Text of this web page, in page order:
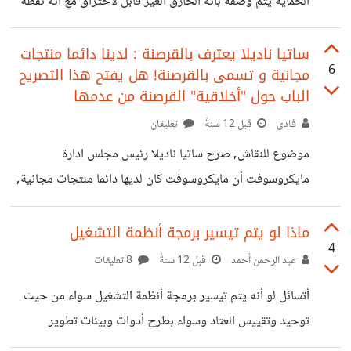
قوته فقط انه غير مستهدف لعدم انتشاره بين المستخدمين
العاديين بعد تجربتي لتوزيعة ابونتو وويندوز 8.1 اري ان ويندوز
افضل يكفيني التحديثات الامنية المتتالية ، عدم الحاجة للبحث
عن برامج بديلة للقيام بمهام معينة ، استطيع ان العب العاب
مجاني ٢-مفتوح المصدر وبالتالي يتيح القابلية للتخصيص ،
ولذلك رجاءا فلنعط
6
ساتيا ناديلا يعترف بالقرصنة : لدينا دائما منتجات
مجانية و تسمى بالقرصنة! هل يفتح هذا التصريح
الباب حول "أخلاقية" القرصنة من عدمها
فادى قبل 12 سنةً تعليقان
موضوع للنقاش, صرح ساتيا ناديلا رئيس مجلس ادارة
مايكروسوفت أن مايكروسوفت كان لديها دائما منتجات مجانية,
و كانت تسمى بالقرصنة! يعتبر هذا التصريح اعترافا مباشرا من
مايكروسوفت بعلمها بالقرصنة و غضها البصر عن ذلك, بل و
رضاها عنها! فهل يفتح هذا التصريح الباب لنظرة جديدة حول
نفسها "شبه راضية" على القرصنة؟
4
ماذا لو يتم تيسير برمجة أنظمة التشغيل
عبد الرحمن أحمد قبل 12 سنةً
أتسائل لو أنه يتم تيسير برمجة أنظمة التشغيل سواء من حيث
توحيد وتقييس العتاد وسواء بطرح أدوات وبيئات تطوير